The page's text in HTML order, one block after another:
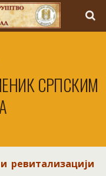
СРПСКИМ
ревитализацији